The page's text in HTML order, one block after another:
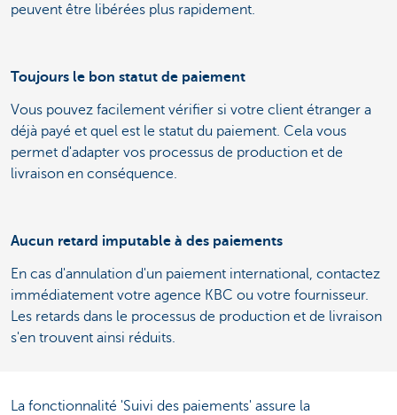
peuvent être libérées plus rapidement.
Toujours le bon statut de paiement
Vous pouvez facilement vérifier si votre client étranger a
déjà payé et quel est le statut du paiement. Cela vous
permet d'adapter vos processus de production et de
livraison en conséquence.
Aucun retard imputable à des paiements
En cas d'annulation d'un paiement international, contactez
immédiatement votre agence KBC ou votre fournisseur.
Les retards dans le processus de production et de livraison
s'en trouvent ainsi réduits.
La fonctionnalité 'Suivi des paiements' assure la